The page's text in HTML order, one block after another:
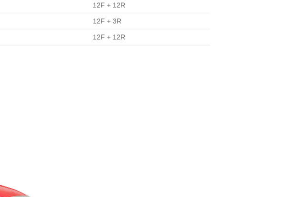
12F + 12R
12F + 3R
12F + 12R